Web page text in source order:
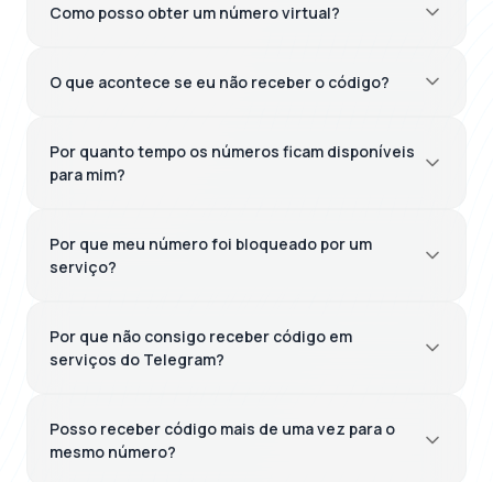
Como posso obter um número virtual?
O que acontece se eu não receber o código?
Por quanto tempo os números ficam disponíveis
para mim?
Por que meu número foi bloqueado por um
serviço?
Por que não consigo receber código em
serviços do Telegram?
Posso receber código mais de uma vez para o
mesmo número?
Step 2: Buy Stars in Telegram